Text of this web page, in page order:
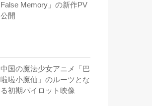
False Memory」の新作PV
公開
中国の魔法少女アニメ「巴
啦啦小魔仙」のルーツとな
る初期パイロット映像